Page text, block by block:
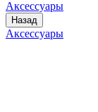
Аксессуары
Назад
Аксессуары